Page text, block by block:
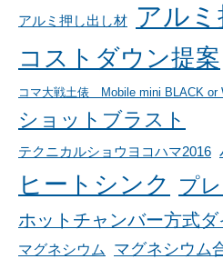
アルミ押し出し材 アル
コストダウン提案
コマ大戦土俵 Mobile mini BLACK or
ショットブラスト
テクニカルショウヨコハマ2016
ヒートシンク プ
ホットチャンバー方式ダ
マグネシウム マグネシウム